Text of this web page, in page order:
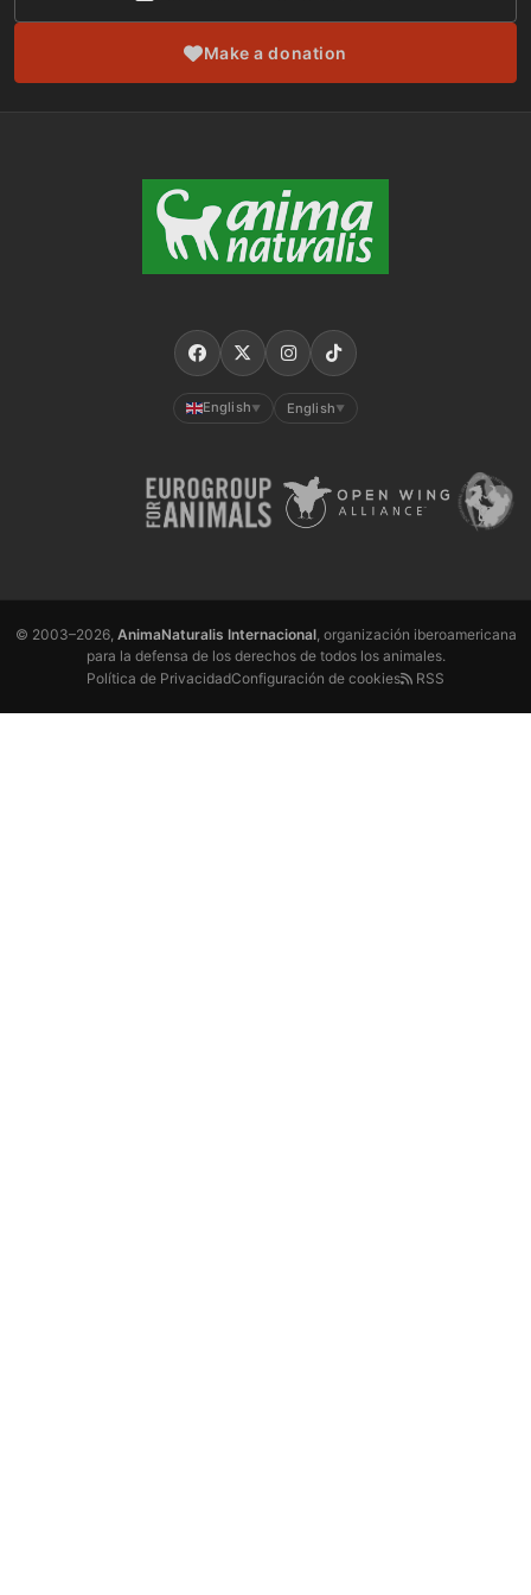
Make a donation
English ▼ English ▼
© 2003–2026, AnimaNaturalis Internacional, organización iberoamericana
para la defensa de los derechos de todos los animales.
Política de PrivacidadConfiguración de cookies RSS